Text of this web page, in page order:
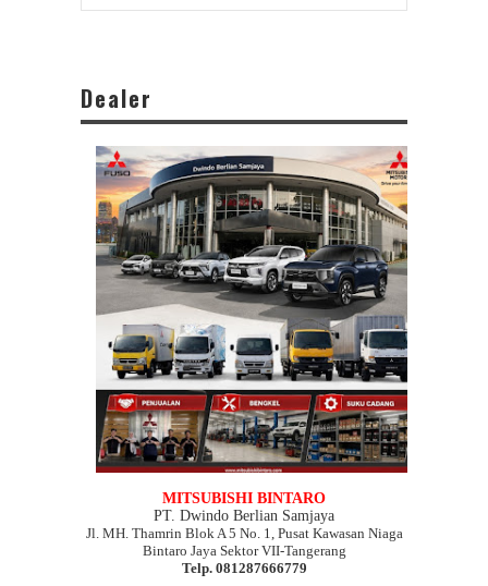
Dealer
MITSUBISHI BINTARO
PT. Dwindo Berlian Samjaya
Jl. MH. Thamrin Blok A 5 No. 1, Pusat Kawasan Niaga
Bintaro Jaya Sektor VII-Tangerang
Telp. 081287666779